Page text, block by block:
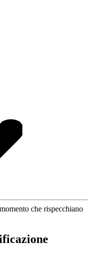
che rispecchiano